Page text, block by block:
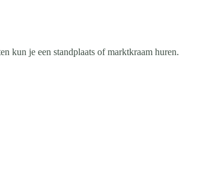
kun je een standplaats of marktkraam huren.